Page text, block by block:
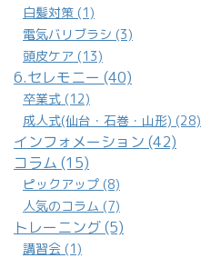
白髪対策 (1)
電気バリブラシ (3)
頭皮ケア (13)
6.セレモニー (40)
卒業式 (12)
成人式(仙台・石巻・山形) (28)
インフォメーション (42)
コラム (15)
ピックアップ (8)
人気のコラム (7)
トレーニング (5)
講習会 (1)